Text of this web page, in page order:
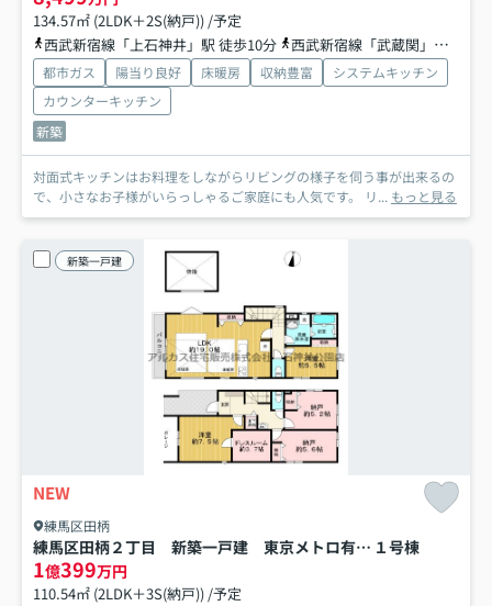
134.57㎡ (2LDK＋2S(納戸)) /予定
西武新宿線「上石神井」駅 徒歩10分
西武新宿線「武蔵関」駅 徒歩10分
都市ガス 陽当り良好 床暖房 収納豊富
システムキッチン
カウンターキッチン
新築
対面式キッチンはお料理をしながらリビングの様子を伺う事が出来るの
で、小さなお子様がいらっしゃるご家庭にも人気です。 リ... もっと見る
新築一戸建
NEW
練馬区田柄
練馬区田柄２丁目 新築一戸建 東京メトロ有楽町線・副都心線 平和台 １号棟
1億399万円
110.54㎡ (2LDK＋3S(納戸)) /予定